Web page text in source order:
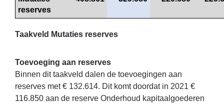
reserves
Taakveld Mutaties reserves
Toevoeging aan reserves
Binnen dit taakveld dalen de toevoegingen aan
reserves met € 132.614. Dit komt doordat in 2021 €
116.850 aan de reserve Onderhoud kapitaalgoederen